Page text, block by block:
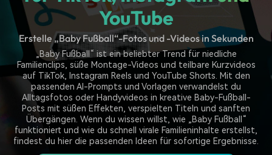
Shop
Support
Audio
Text
Soziale Medien
Marketing & Business
Lifestyle & Spaß
Trends
Ressourcen
Video-Prompts
Über 100 heiße Video-
Prompts – schnell ähnliche
Videos erstellen
Meisterkurs
Beherrschen Sie
fortgeschrittene
Videobearbeitungsfähigkeiten
Kickstart Bootcamp DIY-Spezialeffekte
Hilfe-Center
Kontakt
Wir helfen Ihnen gerne weiter
Kundengeschichten
Erfahren Sie, wie unsere
Kunden erfolgreich sind
KAUFEN Anmelden
Suchen
YouTube
Erstelle „Baby Fußball“-Fotos und -Videos in Sekunden
„Baby Fußball“ ist ein beliebter Trend für niedliche
Familienclips, süße Montage-Videos und teilbare Kurzvideos
auf TikTok, Instagram Reels und YouTube Shorts. Mit den
passenden AI-Prompts und Vorlagen verwandelst du
Alltagsfotos oder Handyvideos in kreative Baby-Fußball-
Posts mit süßen Effekten, verspielten Titeln und sanften
Übergängen. Wenn du wissen willst, wie „Baby Fußball“
funktioniert und wie du schnell virale Familieninhalte erstellst,
findest du hier die passenden Ideen für sofortige Ergebnisse.